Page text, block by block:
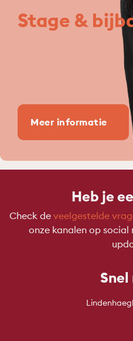
Stage &
Meer informatie
Heb je
Check de veelgestelde
onze kanalen op